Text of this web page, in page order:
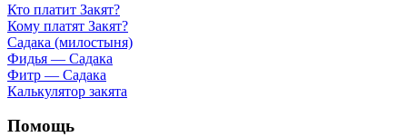
Кто платит Закят?
Кому платят Закят?
Садака (милостыня)
Фидья — Садака
Фитр — Садака
Калькулятор закята
Помощь